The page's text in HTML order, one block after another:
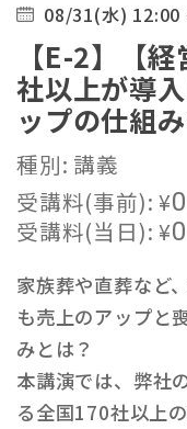
08/31(水) 12:00
【E-2】【
社以上が導
ップの仕組
種別: 講義
受講料(事前):¥0
受講料(当日):¥0
家族葬や直葬など
も売上のアップと
みとは？
本講演では、弊社
る全国170社以上